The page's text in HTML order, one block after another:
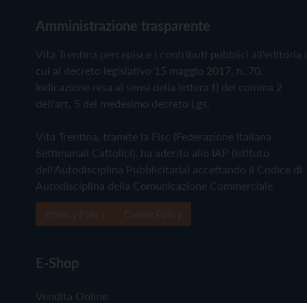
Amministrazione trasparente
Vita Trentina percepisce i contributi pubblici all'editoria
cui al decreto legislativo 15 maggio 2017, n. 70.
Indicazione resa ai sensi della lettera f) del comma 2
dell'art. 5 del medesimo decreto Lgs.
Vita Trentina, tramite la Fisc (Federazione Italiana
Settimanali Cattolici), ha aderito allo IAP (Istituto
dell'Autodisciplina Pubblicitaria) accettando il Codice di
Autodisciplina della Comunicazione Commerciale
E-Shop
Vendita Online